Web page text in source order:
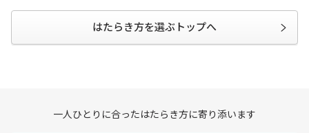
はたらき方を選ぶトップへ
一人ひとりに合ったはたらき方に寄り添います